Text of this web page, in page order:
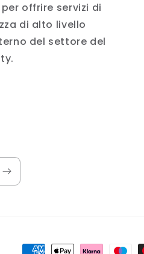
offrire servizi di
di alto livello
del settore del